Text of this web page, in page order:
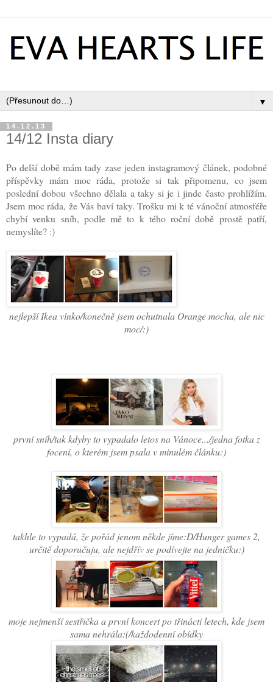
▼
14.12.13
14/12 Insta diary
Po delší době mám tady zase jeden instagramový článek, podobné
příspěvky mám moc ráda, protože si tak připomenu, co jsem
poslední dobou všechno dělala a taky si je i jinde často prohlížím.
Jsem moc ráda, že Vás baví taky. Trošku mi k té vánoční atmosféře
chybí venku sníh, podle mě to k tého roční době prostě patří,
nemyslíte? :)
nejlepší Ikea vínko/konečně jsem ochutnala Orange mocha, ale nic
moc/:)
první sníh/tak kdyby to vypadalo letos na Vánoce.../jedna fotka z
focení, o kterém jsem psala v minulém článku:)
takhle to vypadá, že pořád jenom někde jíme:D/Hunger games 2,
určitě doporučuju, ale nejdřív se podívejte na jedničku:)
moje nejmenší sestřička a první koncert po třinácti letech, kde jsem
sama nehrála:(/každodenní obídky